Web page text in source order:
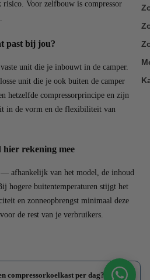
risico. Voor zelfbouw is compressor
past bij jou?
unit die je inbouwt in de camper.
unit die je ook buiten de camper
hetzelfde compressorprincipe en zijn
in de vorm en de flexibiliteit van
rekening mee
— afhankelijk van het model, de inhoud
hogere buitentemperaturen stijgt het
en zonneopbrengst minimaal deze
de rest van je verbruikers.
compressorkoelkast per dag?